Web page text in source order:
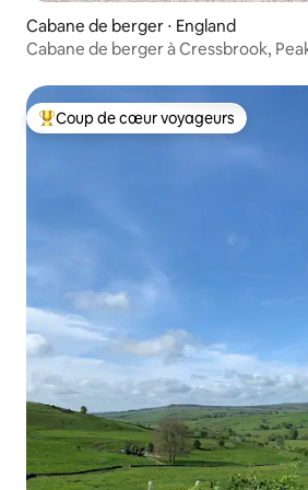
Cabane de berger ⋅ England
Cabane de berger à Cressbrook,
Coups de cœur voyageurs les plus
Coup de cœur voyageurs